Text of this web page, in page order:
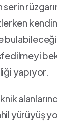
serin
‌yapıyor.
yürüyüş